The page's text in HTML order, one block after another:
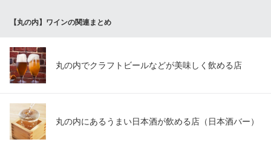
魚介×炭火焼き×ワイン
東京都千代田区丸の内1-5-1 新丸の内ビルディング5F
【丸の内】ワインの関連まとめ
丸の内でクラフトビールなどが美味しく飲める店
丸の内にあるうまい日本酒が飲める店（日本酒バー）